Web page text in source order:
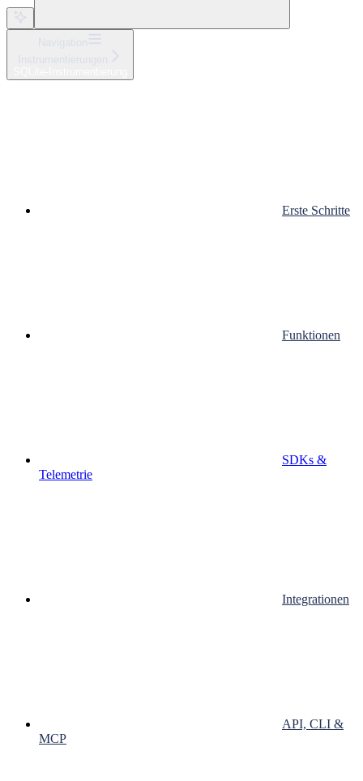
Erste Schritte
Funktionen
SDKs &
Telemetrie
Integrationen
API, CLI &
MCP